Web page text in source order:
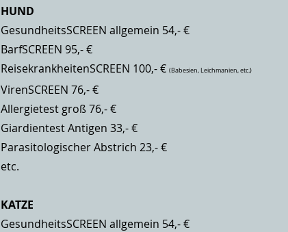
HUND
GesundheitsSCREEN allgemein 54,- €
BarfSCREEN 95,- €
ReisekrankheitenSCREEN 100,- € (Babesien, Leichmanien, etc.)
VirenSCREEN 76,- €
Allergietest groß 76,- €
Giardientest Antigen 33,- €
Parasitologischer Abstrich 23,- €
etc.
KATZE
GesundheitsSCREEN allgemein 54,- €